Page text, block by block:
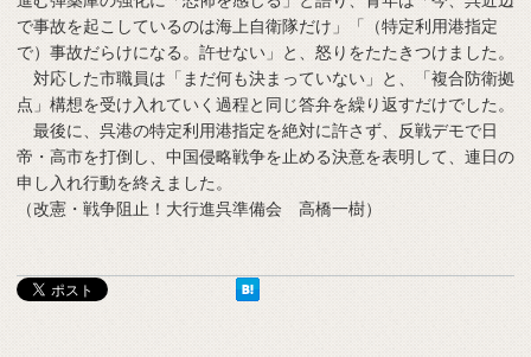
で事故を起こしているのは海上自衛隊だけ」「（特定利用港指定
で）事故だらけになる。許せない」と、怒りをたたきつけました。
対応した市職員は「まだ何も決まっていない」と、「複合防衛拠
点」構想を受け入れていく過程と同じ答弁を繰り返すだけでした。
最後に、呉港の特定利用港指定を絶対に許さず、反戦デモで日
帝・高市を打倒し、中国侵略戦争を止める決意を表明して、連日の
申し入れ行動を終えました。
（改憲・戦争阻止！大行進呉準備会 高橋一樹）